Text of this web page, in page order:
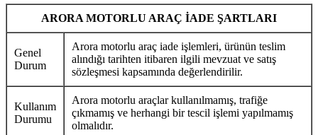
ARORA MOTORLU ARAÇ İADE ŞARTLARI
Genel
Durum
Arora motorlu araç iade işlemleri, ürünün teslim
alındığı tarihten itibaren ilgili mevzuat ve satış
sözleşmesi kapsamında değerlendirilir.
Kullanım
Durumu
Arora motorlu araçlar kullanılmamış, trafiğe
çıkmamış ve herhangi bir tescil işlemi yapılmamış
olmalıdır.